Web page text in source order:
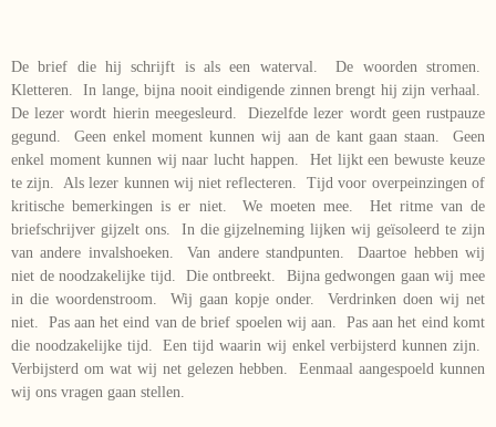
De brief die hij schrijft is als een waterval. De woorden stromen.
Kletteren. In lange, bijna nooit eindigende zinnen brengt hij zijn verhaal.
De lezer wordt hierin meegesleurd. Diezelfde lezer wordt geen rustpauze
gegund. Geen enkel moment kunnen wij aan de kant gaan staan. Geen
enkel moment kunnen wij naar lucht happen. Het lijkt een bewuste keuze
te zijn. Als lezer kunnen wij niet reflecteren. Tijd voor overpeinzingen of
kritische bemerkingen is er niet. We moeten mee. Het ritme van de
briefschrijver gijzelt ons. In die gijzelneming lijken wij geïsoleerd te zijn
van andere invalshoeken. Van andere standpunten. Daartoe hebben wij
niet de noodzakelijke tijd. Die ontbreekt. Bijna gedwongen gaan wij mee
in die woordenstroom. Wij gaan kopje onder. Verdrinken doen wij net
niet. Pas aan het eind van de brief spoelen wij aan. Pas aan het eind komt
die noodzakelijke tijd. Een tijd waarin wij enkel verbijsterd kunnen zijn.
Verbijsterd om wat wij net gelezen hebben. Eenmaal aangespoeld kunnen
wij ons vragen gaan stellen.